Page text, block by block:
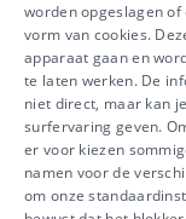
info@ibeve.be
worden opgeslagen
vorm van cookies.
apparaat gaan en
te laten werken. De
niet direct, maar kan
surfervaring geven.
er voor kiezen
namen voor de
om onze